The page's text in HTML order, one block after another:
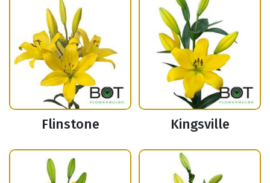
Flinstone Kingsville